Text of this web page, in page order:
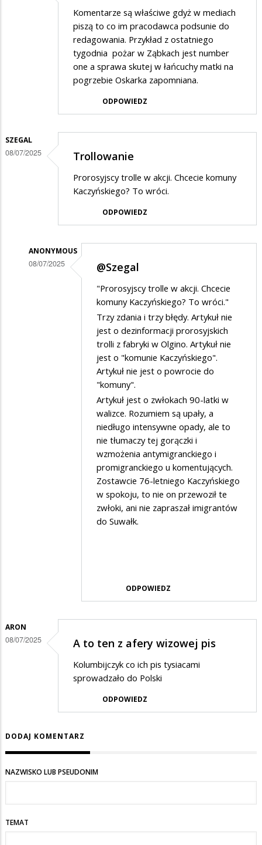
Komentarze są właściwe gdyż w mediach
piszą to co im pracodawca podsunie do
redagowania. Przykład z ostatniego
tygodnia pożar w Ząbkach jest number
one a sprawa skutej w łańcuchy matki na
pogrzebie Oskarka zapomniana.
ODPOWIEDZ
SZEGAL
08/07/2025 Trollowanie
Prorosyjscy trolle w akcji. Chcecie komuny
Kaczyńskiego? To wróci.
ODPOWIEDZ
ANONYMOUS
08/07/2025 @Szegal
"Prorosyjscy trolle w akcji. Chcecie
komuny Kaczyńskiego? To wróci."
Trzy zdania i trzy błędy. Artykuł nie
jest o dezinformacji prorosyjskich
trolli z fabryki w Olgino. Artykuł nie
jest o "komunie Kaczyńskiego".
Artykuł nie jest o powrocie do
"komuny".
Artykuł jest o zwłokach 90-latki w
walizce. Rozumiem są upały, a
niedługo intensywne opady, ale to
nie tłumaczy tej gorączki i
wzmożenia antymigranckiego i
promigranckiego u komentujących.
Zostawcie 76-letniego Kaczyńskiego
w spokoju, to nie on przewoził te
zwłoki, ani nie zapraszał imigrantów
do Suwałk.
ODPOWIEDZ
ARON
08/07/2025 A to ten z afery wizowej pis
Kolumbijczyk co ich pis tysiacami
sprowadzało do Polski
ODPOWIEDZ
DODAJ KOMENTARZ
NAZWISKO LUB PSEUDONIM
TEMAT